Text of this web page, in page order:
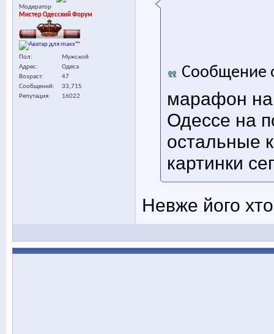
Модератор
Мистер Одесский Форум
Пол
Мужской
Адрес
Одеса
Возраст
47
Сообщений
33,715
Репутация
16022
Сообщение
марафон на
Одессе на
остальные
картинки
Невже його